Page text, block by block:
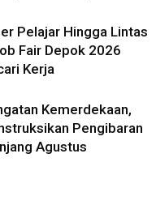
Pelajar Hingga Lintas
Fair Depok 2026
Kerja
Kemerdekaan,
Pengibaran
Agustus